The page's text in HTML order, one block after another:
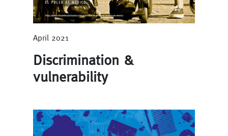
April 2021
Discrimination &
vulnerability